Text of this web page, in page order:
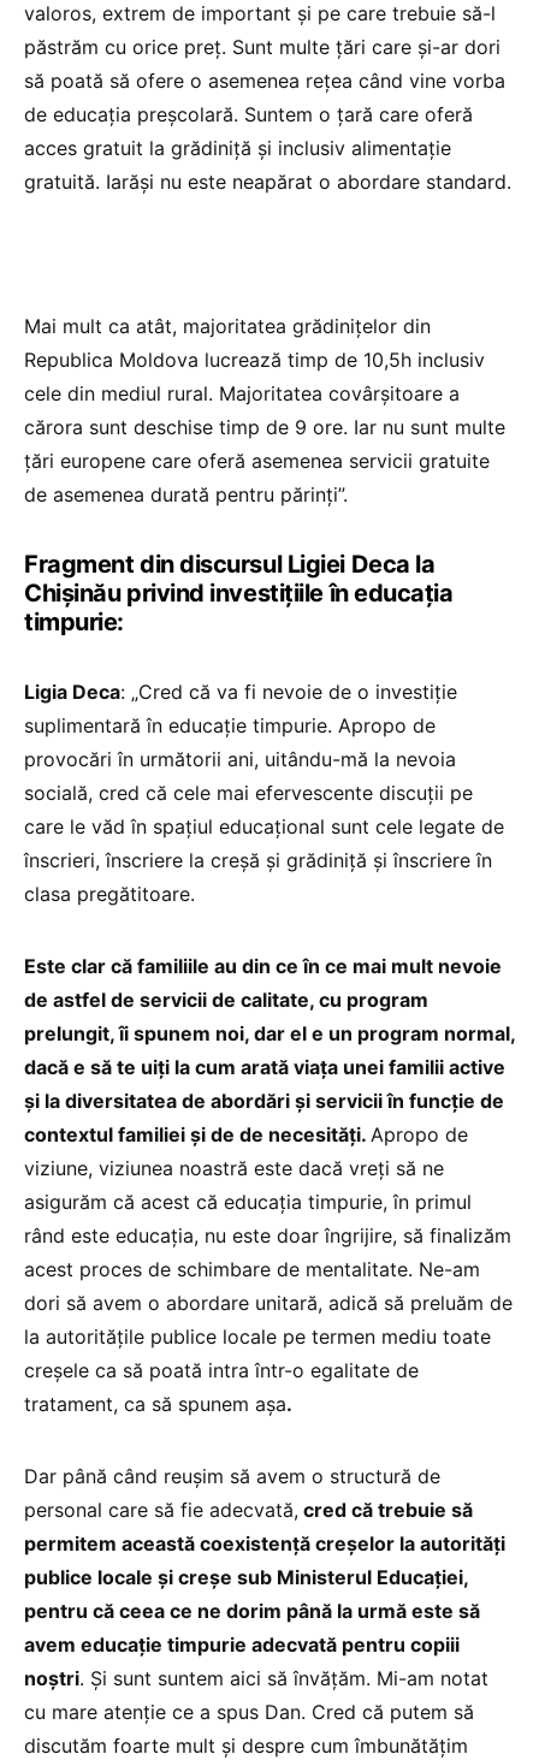
valoros, extrem de important și pe care trebuie să-l
păstrăm cu orice preț. Sunt multe țări care și-ar dori
să poată să ofere o asemenea rețea când vine vorba
de educația preșcolară. Suntem o țară care oferă
acces gratuit la grădiniță și inclusiv alimentație
gratuită. Iarăși nu este neapărat o abordare standard.
Mai mult ca atât, majoritatea grădinițelor din
Republica Moldova lucrează timp de 10,5h inclusiv
cele din mediul rural. Majoritatea covârșitoare a
cărora sunt deschise timp de 9 ore. Iar nu sunt multe
țări europene care oferă asemenea servicii gratuite
de asemenea durată pentru părinți”.
Fragment din discursul Ligiei Deca la
Chișinău privind investițiile în educația
timpurie:
Ligia Deca: „Cred că va fi nevoie de o investiție
suplimentară în educație timpurie. Apropo de
provocări în următorii ani, uitându-mă la nevoia
socială, cred că cele mai efervescente discuții pe
care le văd în spațiul educațional sunt cele legate de
înscrieri, înscriere la creșă și grădiniță și înscriere în
clasa pregătitoare.
Este clar că familiile au din ce în ce mai mult nevoie
de astfel de servicii de calitate, cu program
prelungit, îi spunem noi, dar el e un program normal,
dacă e să te uiți la cum arată viața unei familii active
și la diversitatea de abordări și servicii în funcție de
contextul familiei și de de necesități. Apropo de
viziune, viziunea noastră este dacă vreți să ne
asigurăm că acest că educația timpurie, în primul
rând este educația, nu este doar îngrijire, să finalizăm
acest proces de schimbare de mentalitate. Ne-am
dori să avem o abordare unitară, adică să preluăm de
la autoritățile publice locale pe termen mediu toate
creșele ca să poată intra într-o egalitate de
tratament, ca să spunem așa.
Dar până când reușim să avem o structură de
personal care să fie adecvată, cred că trebuie să
permitem această coexistență creșelor la autorități
publice locale și creșe sub Ministerul Educației,
pentru că ceea ce ne dorim până la urmă este să
avem educație timpurie adecvată pentru copiii
noștri. Și sunt suntem aici să învățăm. Mi-am notat
cu mare atenție ce a spus Dan. Cred că putem să
discutăm foarte mult și despre cum îmbunătățim